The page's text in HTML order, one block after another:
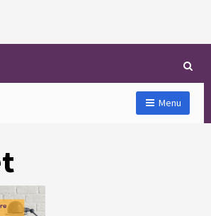
de ferramentas
Menu